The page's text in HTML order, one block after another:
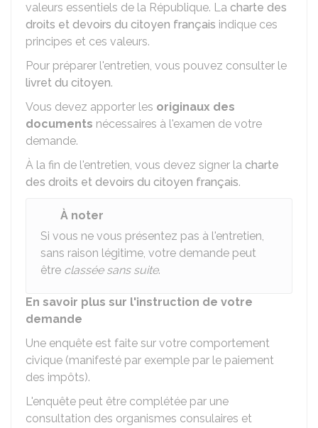
valeurs essentiels de la République. La charte des
droits et devoirs du citoyen français indique ces
principes et ces valeurs.
Pour préparer l'entretien, vous pouvez consulter le
livret du citoyen.
Vous devez apporter les originaux des
documents nécessaires à l'examen de votre
demande.
À la fin de l'entretien, vous devez signer la charte
des droits et devoirs du citoyen français.
À noter
Si vous ne vous présentez pas à l'entretien,
sans raison légitime, votre demande peut
être classée sans suite.
En savoir plus sur l'instruction de votre
demande
Une enquête est faite sur votre comportement
civique (manifesté par exemple par le paiement
des impôts).
L'enquête peut être complétée par une
consultation des organismes consulaires et